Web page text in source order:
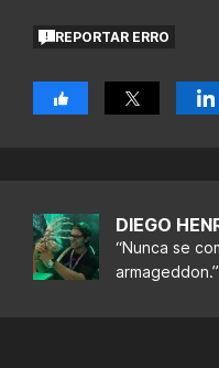
REPORTAR ERRO
DIEGO
“Nunca se
armageddon.”